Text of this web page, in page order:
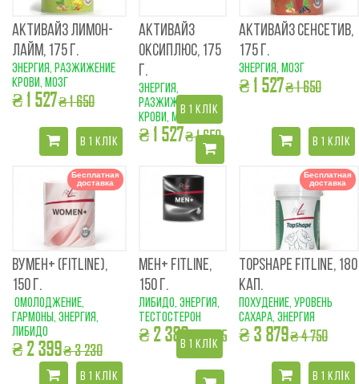
АКТИВАЙЗ ЛИМОН-
ЛАЙМ, 175 Г.
энергия, разжижение
крови, мозг
₴ 1 527₴ 1 650
В 1 КЛІК
АКТИВАЙЗ
ОКСИПЛЮС, 175
Г.
энергия,
разжижение
крови, мозг
₴ 1 527₴ 1 650
В 1 КЛІК
АКТИВАЙЗ СЕНСЕТИВ,
175 Г.
энергия, мозг
₴ 1 527₴ 1 650
В 1 КЛІК
Бесплатная
доставка
ВУМЕН+ (FITLINE),
150 Г.
омолоджение,
гармоны, энергия,
либидо
₴ 2 399₴ 3 230
В 1 КЛІК
МЕН+ FITLINE,
150 Г.
либидо, энергия,
тестостерон
₴ 2 389₴ 2 445
В 1 КЛІК
Бесплатная
доставка
TOPSHAPE FITLINE, 180
КАП.
похудение, уровень
сахара, энергия
₴ 3 879₴ 4 750
В 1 КЛІК